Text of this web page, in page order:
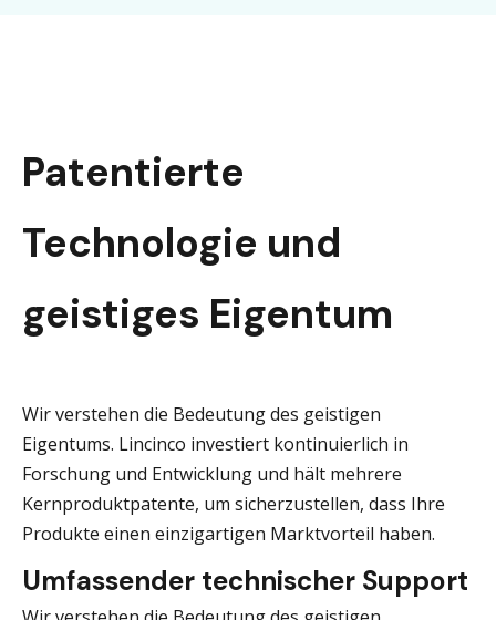
Patentierte
Technologie und
geistiges Eigentum
Wir verstehen die Bedeutung des geistigen
Eigentums. Lincinco investiert kontinuierlich in
Forschung und Entwicklung und hält mehrere
Kernproduktpatente, um sicherzustellen, dass Ihre
Produkte einen einzigartigen Marktvorteil haben.
Umfassender technischer Support